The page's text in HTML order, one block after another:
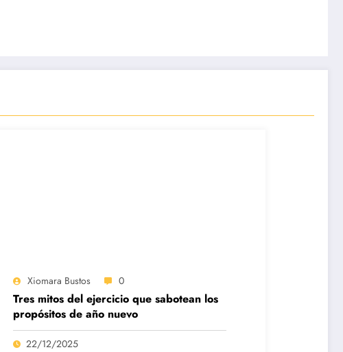
Xiomara Bustos 0
Tres mitos del ejercicio que sabotean los
propósitos de año nuevo
22/12/2025